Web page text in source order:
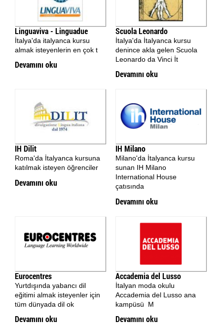
Linguaviva - Linguadue
İtalya'da italyanca kursu
almak isteyenlerin en çok t
Devamını oku
Scuola Leonardo
İtalya'da İtalyanca kursu
denince akla gelen Scuola
Leonardo da Vinci İt
Devamını oku
IH Dilit
Roma'da İtalyanca kursuna
katılmak isteyen öğrenciler
Devamını oku
IH Milano
Milano'da İtalyanca kursu
sunan IH Milano
International House
çatısında
Devamını oku
Eurocentres
Yurtdışında yabancı dil
eğitimi almak isteyenler için
tüm dünyada dil ok
Devamını oku
Accademia del Lusso
İtalyan moda okulu
Accademia del Lusso ana
kampüsü M
Devamını oku